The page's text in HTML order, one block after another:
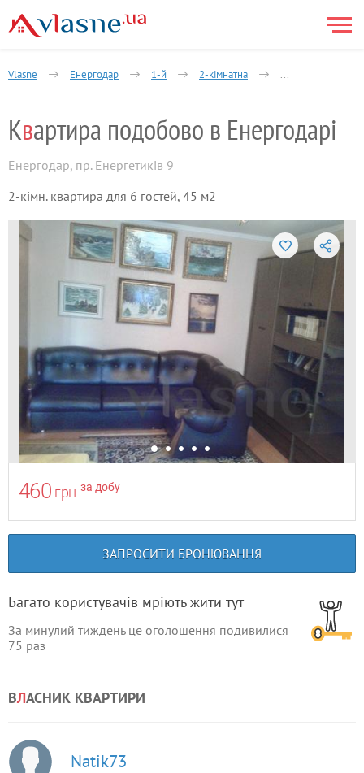
Vlasne Енергодар 1-й 2-кімнатна Енергетиків
Квартира подобово в Енергодарі
Енергодар, пр. Енергетиків 9
2-кімн. квартира для 6 гостей, 45 м2
460 грн за добу
ЗАПРОСИТИ БРОНЮВАННЯ
Багато користувачів мріють жити тут
За минулий тиждень це оголошення подивилися
75 раз
ВЛАСНИК КВАРТИРИ
Natik73